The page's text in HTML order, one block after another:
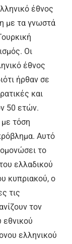
έθνος
με τα γνωστά
Οι
έθνος
ήρθαν σε
και
50 ετών.
τόση
Αυτό
το
ελλαδικού
κυπριακού, ο
τις
τον
ελληνικού